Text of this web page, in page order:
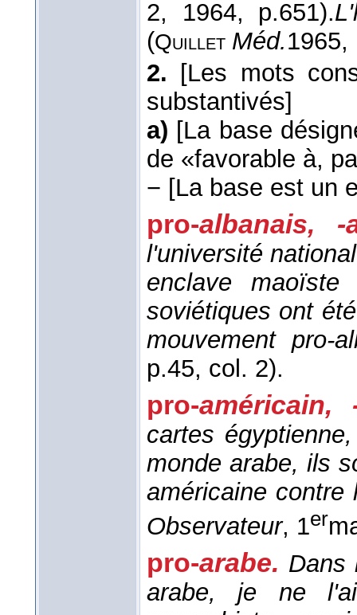
2, 1964, p.651).
(Quillet Méd.1965,
2.
[Les mots
substantivés]
a) [La base
de «favorable à,
− [La base est un
pro-albanais,
l'université
enclave
soviétiques ont
mouvement pro-
p.45, col. 2).
pro-
cartes
monde arabe, ils
américaine contre
Observateur, 1er
pro-arabe. Dans
arabe, je ne